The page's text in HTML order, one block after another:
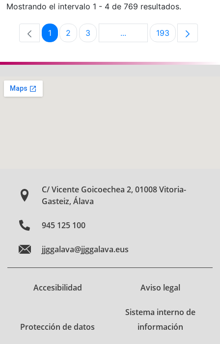
Mostrando el intervalo 1 - 4 de 769 resultados.
Página
1 Página
2 Página
3 ...Páginas intermedias Use
Página
193
C/ Vicente Goicoechea 2, 01008 Vitoria-
Gasteiz, Álava
945 125 100
jjggalava@jjggalava.eus
Accesibilidad Aviso legal
Protección de datos
Sistema interno de
información